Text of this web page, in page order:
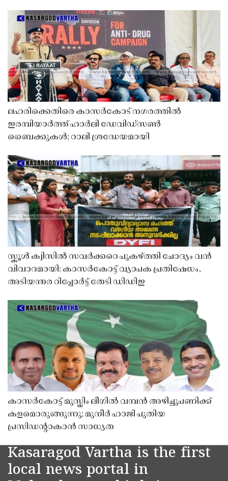
ലഹരിക്കെതിരെ കാസർകോട് നഗരത്തിൽ
ഇരമ്പിയാർത്ത് ഹാർലി ഡേവിഡ്‌സൺ
ബൈക്കുകൾ; റാലി ശ്രദ്ധേയമായി
സ്കൂൾ ക്വിസിൽ സവർക്കറെ പുകഴ്ത്തി ചോദ്യം വൻ
വിവാദമായി: കാസർകോട്ട് വ്യാപക പ്രതിഷേധം,
അടിയന്തര റിപ്പോർട്ട് തേടി ഡിഡിഇ
കാസർകോട്ട് മുസ്ലിം ലീഗിൽ വമ്പൻ അഴിച്ചുപണിക്ക്
കളമൊരുങ്ങുന്നു; മുനീർ ഹാജി പുതിയ
പ്രസിഡൻ്റാകാൻ സാധ്യത
Kasaragod Vartha is the first
local news portal in